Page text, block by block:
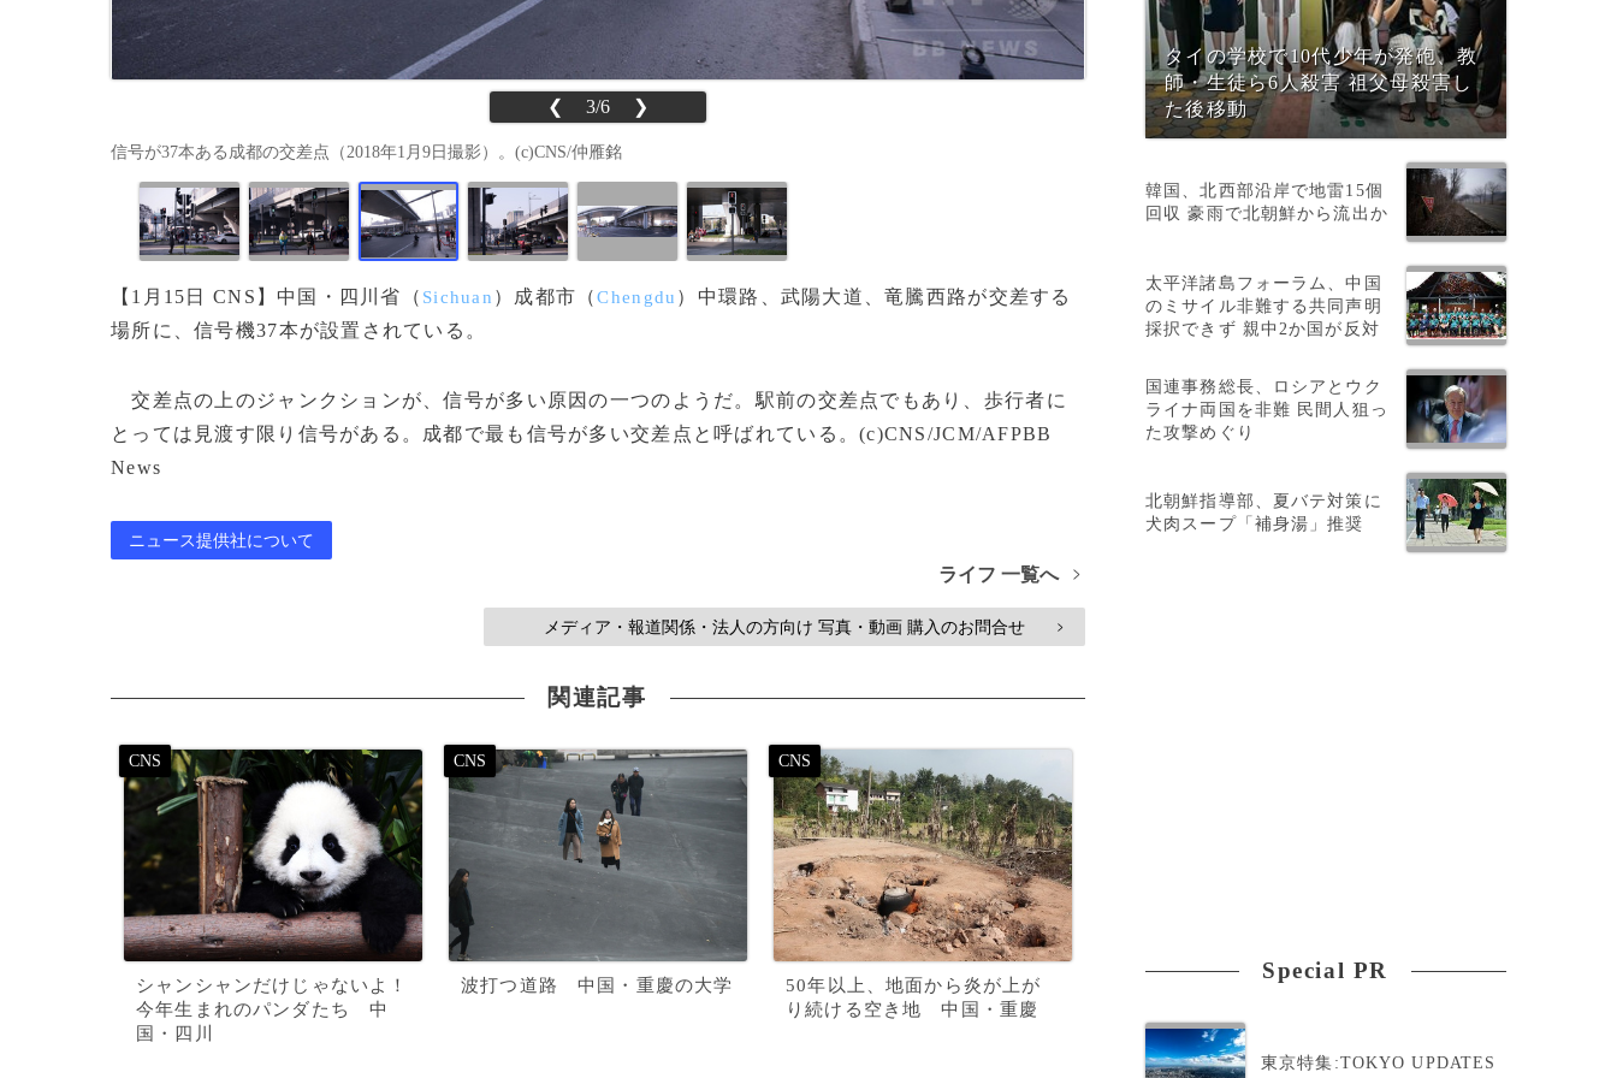
❮ 3/6 ❯
信号が37本ある成都の交差点（2018年1月9日撮影）。(c)CNS/仲雁銘
【1月15日 CNS】中国・四川省（ Sichuan ）成都市（Chengdu ）中環路、武陽大道、竜騰西路が交差する
場所に、信号機37本が設置されている。
交差点の上のジャンクションが、信号が多い原因の一つのようだ。駅前の交差点でもあり、歩行者に
とっては見渡す限り信号がある。成都で最も信号が多い交差点と呼ばれている。(c)CNS/JCM/AFPBB
News
ニュース提供社について
ライフ 一覧へ >
メディア・報道関係・法人の方向け 写真・動画 購入のお問合せ >
関連記事
シャンシャンだけじゃないよ！
今年生まれのパンダたち 中
国・四川
波打つ道路 中国・重慶の大学
50年以上、地面から炎が上が
り続ける空き地 中国・重慶
タイの学校で10代少年が発砲、教
師・生徒ら6人殺害 祖父母殺害し
た後移動
韓国、北西部沿岸で地雷15個
回収 豪雨で北朝鮮から流出か
太平洋諸島フォーラム、中国
のミサイル非難する共同声明
採択できず 親中2か国が反対
国連事務総長、ロシアとウク
ライナ両国を非難 民間人狙っ
た攻撃めぐり
北朝鮮指導部、夏バテ対策に
犬肉スープ「補身湯」推奨
Special PR
東京特集:TOKYO UPDATES